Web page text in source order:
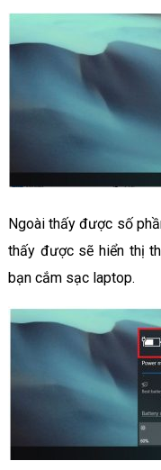
Ngoài thấy được số
thấy được sẽ hiển thị
bạn cắm sạc laptop.